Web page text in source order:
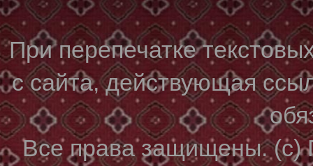
При перепечатке
с сайта, действующая
Все права защищены. (с)